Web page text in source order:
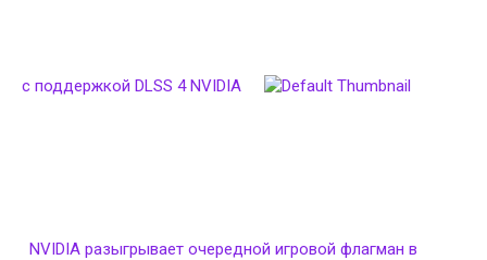
с поддержкой DLSS 4 NVIDIA
NVIDIA разыгрывает очередной игровой флагман в